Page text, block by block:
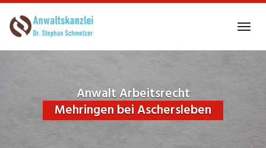
to
Anwalt Arbeitsrecht
Mehringen bei Aschersleben